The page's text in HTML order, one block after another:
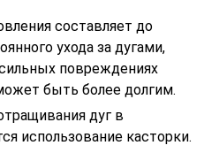
составляет до
ухода за дугами,
повреждениях
быть более долгим.
дуг в
использование касторки.